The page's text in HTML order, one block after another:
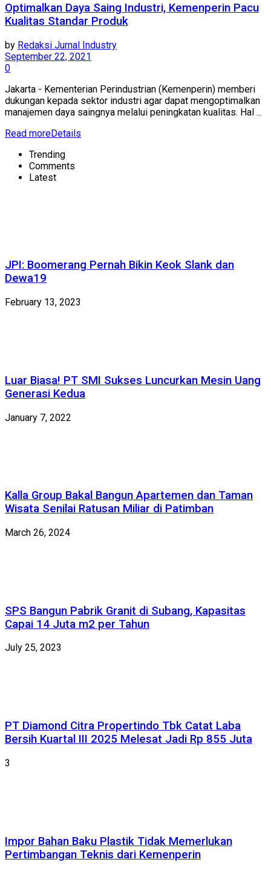
Optimalkan Daya Saing Industri, Kemenperin Pacu
Kualitas Standar Produk
by Redaksi Jurnal Industry
September 22, 2021
0
Jakarta - Kementerian Perindustrian (Kemenperin) memberi
dukungan kepada sektor industri agar dapat mengoptimalkan
manajemen daya saingnya melalui peningkatan kualitas. Hal ...
Read moreDetails
Trending
Comments
Latest
JPI: Boomerang Pernah Bikin Keok Slank dan
Dewa19
February 13, 2023
Luar Biasa! PT SMI Sukses Luncurkan Mesin Uang
Generasi Kedua
January 7, 2022
Kalla Group Bakal Bangun Apartemen dan Taman
Wisata Senilai Ratusan Miliar di Patimban
March 26, 2024
SPS Bangun Pabrik Granit di Subang, Kapasitas
Capai 14 Juta m2 per Tahun
July 25, 2023
PT Diamond Citra Propertindo Tbk Catat Laba
Bersih Kuartal III 2025 Melesat Jadi Rp 855 Juta
3
Impor Bahan Baku Plastik Tidak Memerlukan
Pertimbangan Teknis dari Kemenperin